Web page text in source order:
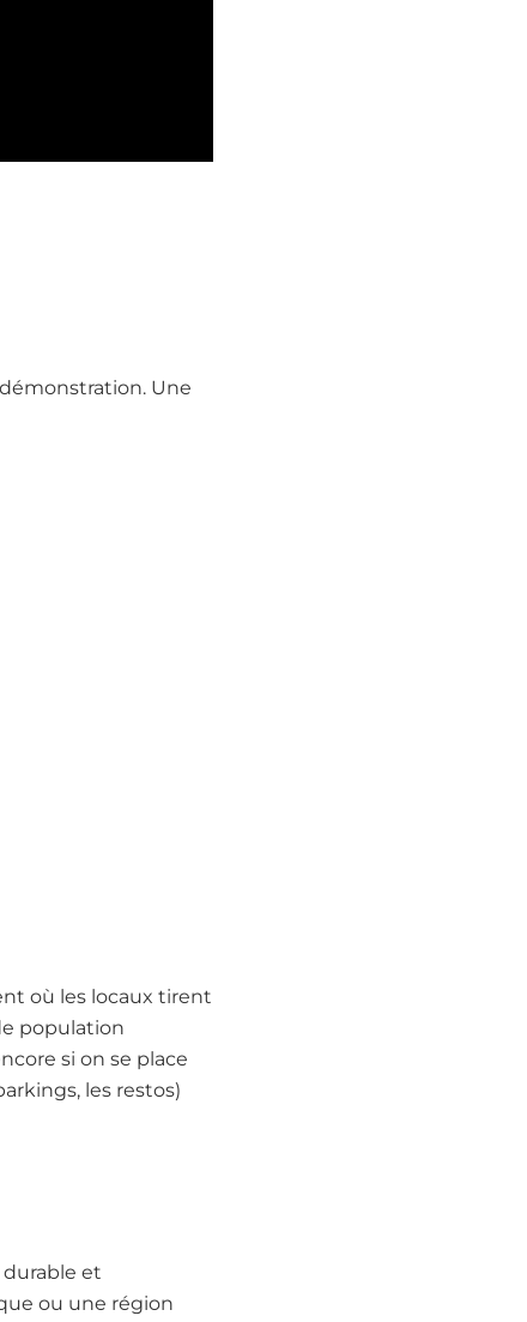
Une
où les locaux tirent
population
si on se place
les restos)
et
ou une région